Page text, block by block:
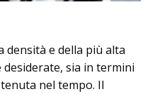
densità e della più alta
sia in termini
nel tempo. Il